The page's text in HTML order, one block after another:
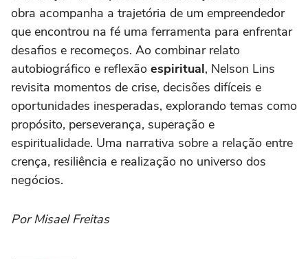
obra acompanha a trajetória de um empreendedor
que encontrou na fé uma ferramenta para enfrentar
desafios e recomeços. Ao combinar relato
autobiográfico e reflexão espiritual, Nelson Lins
revisita momentos de crise, decisões difíceis e
oportunidades inesperadas, explorando temas como
propósito, perseverança, superação e
espiritualidade. Uma narrativa sobre a relação entre
crença, resiliência e realização no universo dos
negócios.
Por Misael Freitas